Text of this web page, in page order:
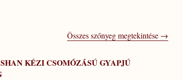
Összes szőnyeg megtekintése →
KÉZI CSOMÓZÁSÚ GYAPJÚ